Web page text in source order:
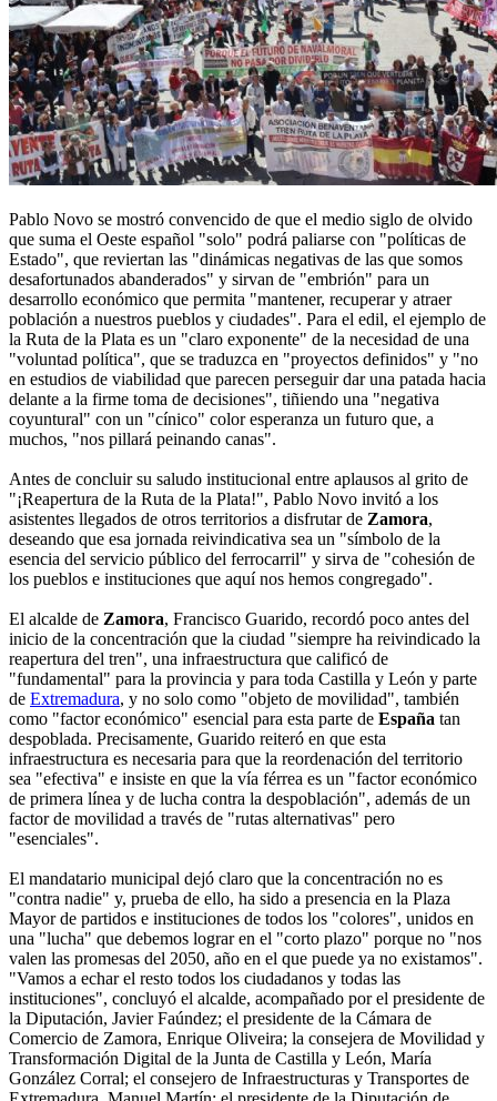
Pablo Novo se mostró convencido de que el medio siglo de olvido
que suma el Oeste español "solo" podrá paliarse con "políticas de
Estado", que reviertan las "dinámicas negativas de las que somos
desafortunados abanderados" y sirvan de "embrión" para un
desarrollo económico que permita "mantener, recuperar y atraer
población a nuestros pueblos y ciudades". Para el edil, el ejemplo de
la Ruta de la Plata es un "claro exponente" de la necesidad de una
"voluntad política", que se traduzca en "proyectos definidos" y "no
en estudios de viabilidad que parecen perseguir dar una patada hacia
delante a la firme toma de decisiones", tiñiendo una "negativa
coyuntural" con un "cínico" color esperanza un futuro que, a
muchos, "nos pillará peinando canas".
Antes de concluir su saludo institucional entre aplausos al grito de
"¡Reapertura de la Ruta de la Plata!", Pablo Novo invitó a los
asistentes llegados de otros territorios a disfrutar de Zamora,
deseando que esa jornada reivindicativa sea un "símbolo de la
esencia del servicio público del ferrocarril" y sirva de "cohesión de
los pueblos e instituciones que aquí nos hemos congregado".
El alcalde de Zamora, Francisco Guarido, recordó poco antes del
inicio de la concentración que la ciudad "siempre ha reivindicado la
reapertura del tren", una infraestructura que calificó de
"fundamental" para la provincia y para toda Castilla y León y parte
de Extremadura, y no solo como "objeto de movilidad", también
como "factor económico" esencial para esta parte de España tan
despoblada. Precisamente, Guarido reiteró en que esta
infraestructura es necesaria para que la reordenación del territorio
sea "efectiva" e insiste en que la vía férrea es un "factor económico
de primera línea y de lucha contra la despoblación", además de un
factor de movilidad a través de "rutas alternativas" pero
"esenciales".
El mandatario municipal dejó claro que la concentración no es
"contra nadie" y, prueba de ello, ha sido a presencia en la Plaza
Mayor de partidos e instituciones de todos los "colores", unidos en
una "lucha" que debemos lograr en el "corto plazo" porque no "nos
valen las promesas del 2050, año en el que puede ya no existamos".
"Vamos a echar el resto todos los ciudadanos y todas las
instituciones", concluyó el alcalde, acompañado por el presidente de
la Diputación, Javier Faúndez; el presidente de la Cámara de
Comercio de Zamora, Enrique Oliveira; la consejera de Movilidad y
Transformación Digital de la Junta de Castilla y León, María
González Corral; el consejero de Infraestructuras y Transportes de